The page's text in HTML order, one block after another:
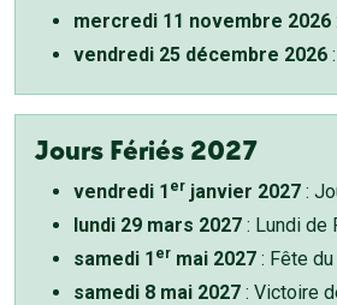
mercredi 11 novembre 2026
vendredi 25 décembre 2026
Jours Fériés 2027
vendredi 1 er janvier 2027 :
lundi 29 mars 2027 : Lundi de
samedi 1 er mai 2027 : Fête
samedi 8 mai 2027 : Victoire